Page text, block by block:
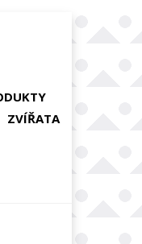
ZVÍŘATA